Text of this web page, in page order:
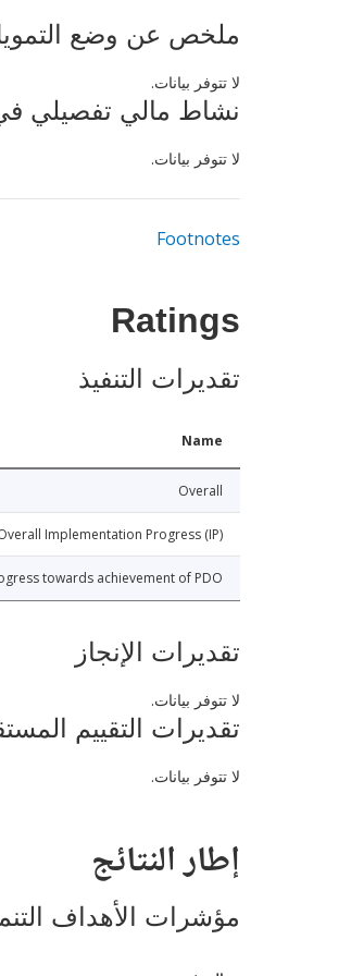
ملخص عن وضع التمويل
لا تتوفر بيانات.
نشاط مالي تفصيلي في 2026/07/
لا تتوفر بيانات.
Footnotes
Ratings
تقديرات التنفيذ
Name
Overall
Implementation Progress (IP)
towards achievement of PDO
تقديرات الإنجاز
لا تتوفر بيانات.
تقديرات التقييم
لا تتوفر بيانات.
إطار النتائج
مؤشرات الأهداف